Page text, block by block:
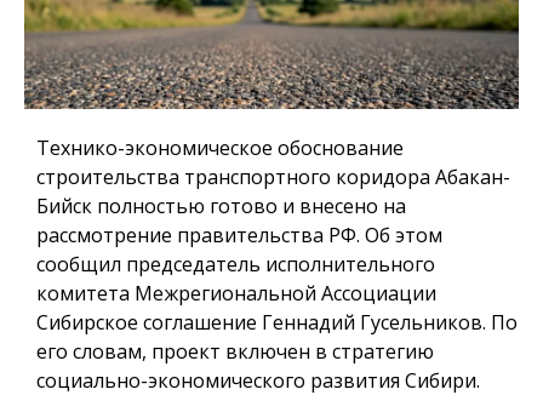
Технико-экономическое обоснование
строительства транспортного коридора Абакан-
Бийск полностью готово и внесено на
рассмотрение правительства РФ. Об этом
сообщил председатель исполнительного
комитета Межрегиональной Ассоциации
Сибирское соглашение Геннадий Гусельников. По
его словам, проект включен в стратегию
социально-экономического развития Сибири.